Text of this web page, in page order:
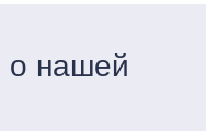
о нашей